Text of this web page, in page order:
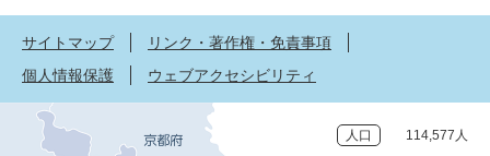
サイトマップ
リンク・著作権・免責事項
個人情報保護
ウェブアクセシビリティ
人口 114,577人